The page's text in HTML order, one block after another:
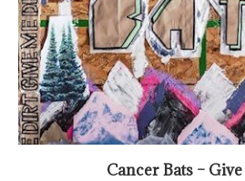
Cancer Bats –